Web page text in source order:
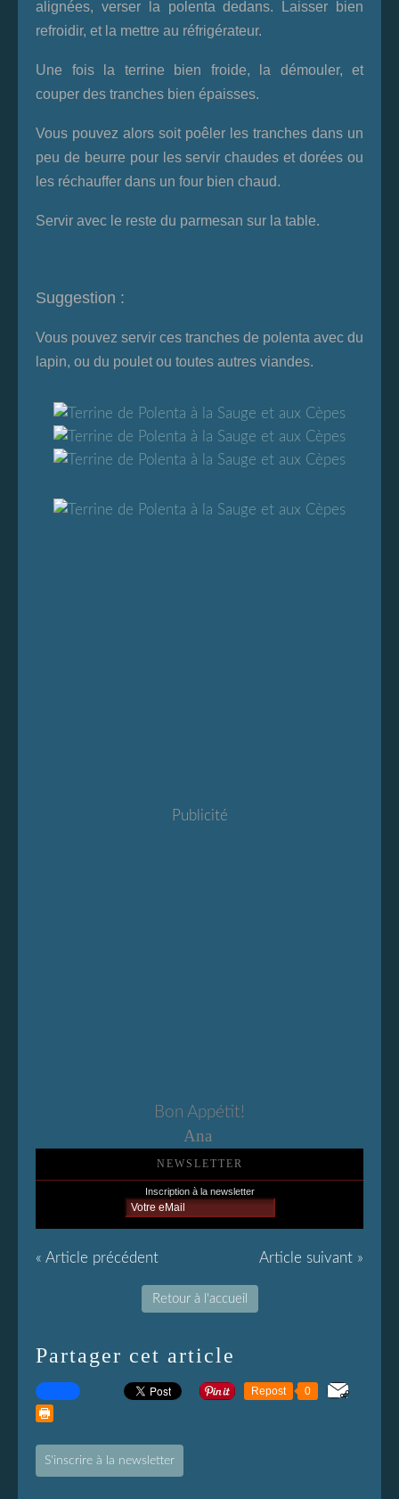
alignées, verser la polenta dedans. Laisser bien
refroidir, et la mettre au réfrigérateur.
Une fois la terrine bien froide, la démouler, et
couper des tranches bien épaisses.
Vous pouvez alors soit poêler les tranches dans un
peu de beurre pour les servir chaudes et dorées ou
les réchauffer dans un four bien chaud.
Servir avec le reste du parmesan sur la table.
Suggestion :
Vous pouvez servir ces tranches de polenta avec du
lapin, ou du poulet ou toutes autres viandes.
Publicité
Bon Appétit!
Ana
NEWSLETTER
Inscription à la newsletter
« Article précédent Article suivant »
Retour à l'accueil
Partager cet article
Repost 0
S'inscrire à la newsletter